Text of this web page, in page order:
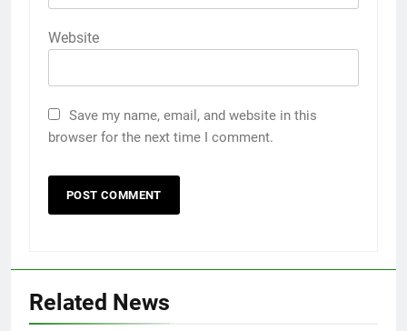
Website
Save my name, email, and website in this
browser for the next time I comment.
Related News